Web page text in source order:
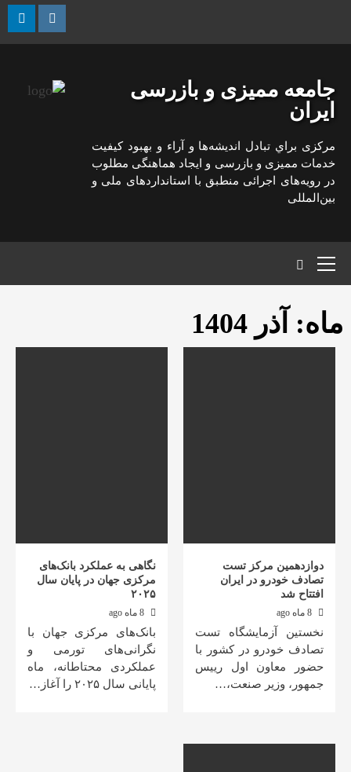
Instagram
جامعه ممیزی و بازرسی
ایران
مركزی براي تبادل انديشه‌ها و آراء و بهبود كيفيت
خدمات مميزی و بازرسی و ايجاد هماهنگی مطلوب
در رويه‌های اجرائی منطبق با استانداردهای ملی و
بين‌المللی
ماه: آذر 1404
دوازدهمین مرکز تست
تصادف خودرو در ایران
افتتاح شد
نخستین آزمایشگاه تست
تصادف خودرو در کشور با
حضور معاون اول رییس
جمهور، وزیر صنعت،…
نگاهی به عملکرد بانک‌های
مرکزی جهان در پایان سال
۲۰۲۵
بانک‌های مرکزی جهان با
نگرانی‌های تورمی و
عملکردی محتاطانه، ماه
پایانی سال ۲۰۲۵ را آغاز…